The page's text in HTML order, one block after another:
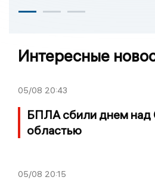
Интересные
05/08 20:43
БПЛА сбили днем над
областью
05/08 20:15